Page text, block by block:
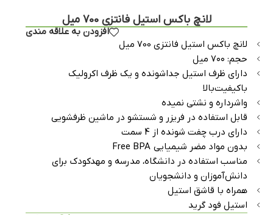
لانچ باکس استیل فانتزی 700 میل
افزودن به علاقه مندی
لانچ باکس استیل فانتزی 700 میل
حجم: ۷۰۰ میل
دارای ظرف استیل جداشونده و یک ظرف اکرولیک
باکیفیت‌بالا
واشرداره و نشتی نمیده
قابل استفاده در فریزر و شستشو در ماشین ظرفشویی
دارای درب چفت شونده از 4 سمت
بدون مواد مضر شیمیایی Free BPA
مناسب استفاده در دانشگاه، مدرسه و مهدکودک برای
دانش‌آموزان و دانشجویان
همراه با قاشق استیل
استیل فود گرید